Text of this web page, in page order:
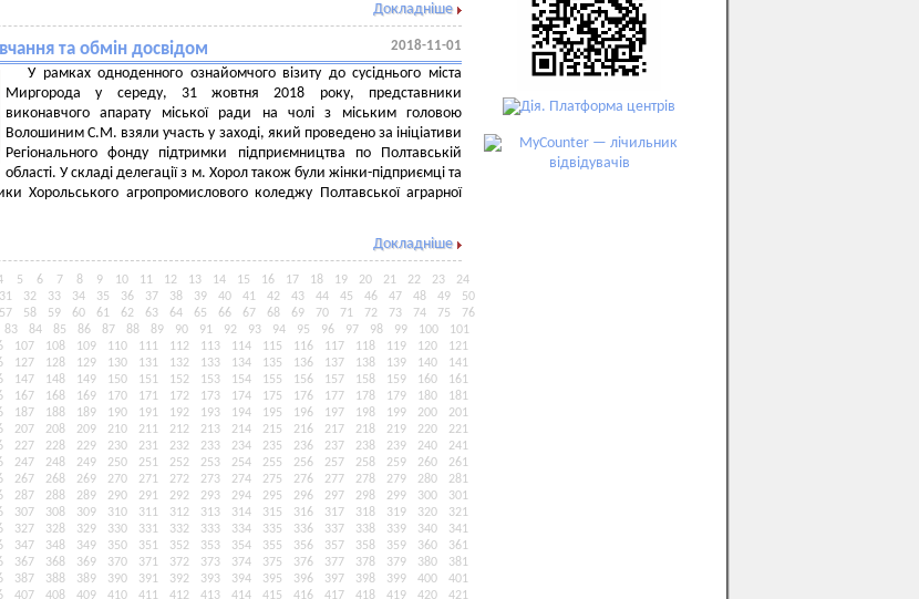
Докладніше
та обмін досвідом 2018-11-01
У рамках одноденного ознайомчого візиту до сусіднього міста
Миргорода у середу, 31 жовтня 2018 року, представники
виконавчого апарату міської ради на чолі з міським головою
Волошиним С.М. взяли участь у заході, який проведено за ініціативи
Регіонального фонду підтримки підприємництва по Полтавській
області. У складі делегації з м. Хорол також були жінки-підприємці та
Хорольського агропромислового коледжу Полтавської аграрної
Докладніше
5 6 7 8 9 10 11 12 13 14 15 16 17 18 19 20 21 22 23
24
31 32 33 34 35 36 37 38 39 40 41 42 43 44 45 46 47 48 49
50
57 58 59 60 61 62 63 64 65 66 67 68 69 70 71 72 73 74 75
76
83 84 85 86 87 88 89 90 91 92 93 94 95 96 97 98 99 100
101
107 108 109 110 111 112 113 114 115 116 117 118 119 120
121
127 128 129 130 131 132 133 134 135 136 137 138 139 140
141
147 148 149 150 151 152 153 154 155 156 157 158 159 160
161
167 168 169 170 171 172 173 174 175 176 177 178 179 180
181
187 188 189 190 191 192 193 194 195 196 197 198 199 200
201
207 208 209 210 211 212 213 214 215 216 217 218 219 220
221
227 228 229 230 231 232 233 234 235 236 237 238 239 240
241
247 248 249 250 251 252 253 254 255 256 257 258 259 260
261
267 268 269 270 271 272 273 274 275 276 277 278 279 280
281
287 288 289 290 291 292 293 294 295 296 297 298 299 300
301
307 308 309 310 311 312 313 314 315 316 317 318 319 320
321
327 328 329 330 331 332 333 334 335 336 337 338 339 340
341
347 348 349 350 351 352 353 354 355 356 357 358 359 360
361
367 368 369 370 371 372 373 374 375 376 377 378 379 380
381
387 388 389 390 391 392 393 394 395 396 397 398 399 400
401
407 408 409 410 411 412 413 414 415 416 417 418 419 420 421